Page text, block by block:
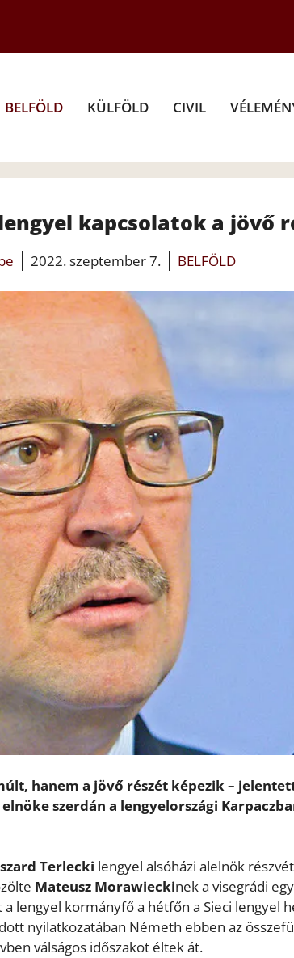
BELFÖLD KÜLFÖLD CIVIL
kapcsolatok a jövő
2022. szeptember 7. BELFÖLD
hanem a jövő részét képezik –
szerdán a lengyelországi
Terlecki lengyel alsóházi alelnök
Mateusz Morawieckinek a visegrádi
lengyel kormányfő a hétfőn a Sieci lengyel
nyilatkozatában Németh ebben az
válságos időszakot éltek át.